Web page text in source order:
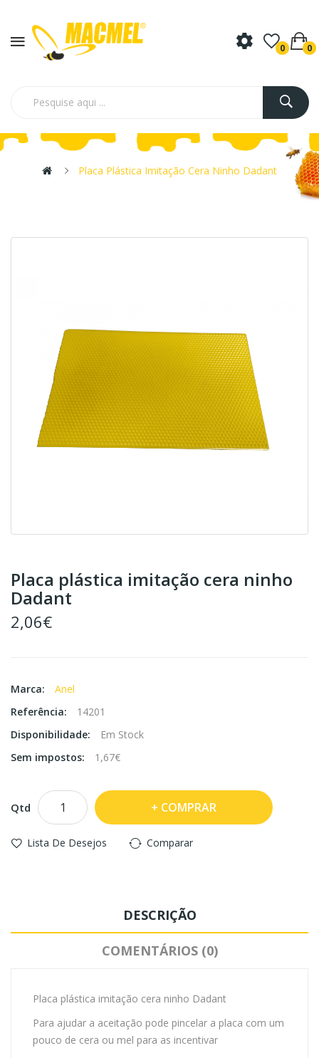
0 0
Placa Plástica Imitação Cera Ninho Dadant
Placa plástica imitação cera ninho
Dadant
2,06€
Marca:
Anel
Referência:
14201
Disponibilidade:
Em Stock
Sem impostos:
1,67€
Qtd COMPRAR
Lista De Desejos Comparar
DESCRIÇÃO
COMENTÁRIOS (0)
Placa plástica imitação cera ninho Dadant
Para ajudar a aceitação pode pincelar a placa com um
pouco de cera ou mel para as incentivar